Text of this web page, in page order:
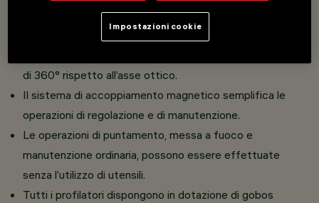
Le alette metalliche che consentono di regolare e
sagomare il fascio luminoso sono posizionate
di 360° rispetto all’asse ottico.
Il sistema di accoppiamento magnetico semplifica le
operazioni di regolazione e di manutenzione.
Le operazioni di puntamento, messa a fuoco e
manutenzione ordinaria, possono essere effettuate
senza l’utilizzo di utensili.
Tutti i profilatori dispongono in dotazione di gobos
Impostazioni cookie